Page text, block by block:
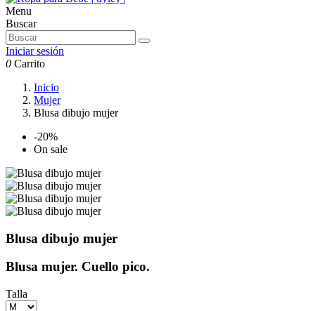
Menu
Buscar
Iniciar sesión
0 Carrito
Inicio
Mujer
Blusa dibujo mujer
-20%
On sale
Blusa dibujo mujer
Blusa mujer. Cuello pico.
Talla